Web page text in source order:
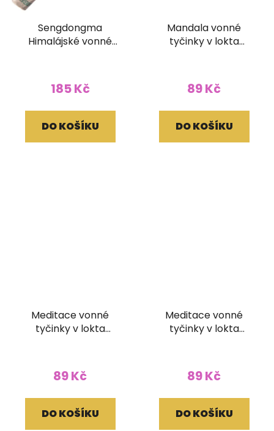
Sengdongma
Himalájské vonné
185 Kč
DO KOŠÍKU
Mandala vonné
tyčinky v lokta
89 Kč
DO KOŠÍKU
Meditace vonné
tyčinky v lokta
89 Kč
DO KOŠÍKU
Meditace vonné
tyčinky v lokta
89 Kč
DO KOŠÍKU